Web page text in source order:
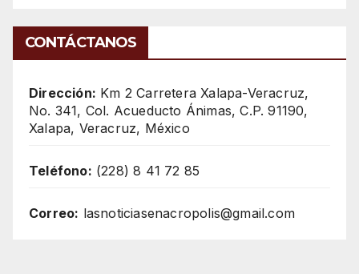
CONTÁCTANOS
Dirección: Km 2 Carretera Xalapa-Veracruz,
No. 341, Col. Acueducto Ánimas, C.P. 91190,
Xalapa, Veracruz, México
Teléfono: (228) 8 41 72 85
Correo: lasnoticiasenacropolis@gmail.com